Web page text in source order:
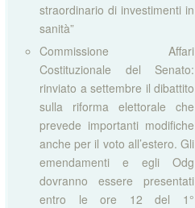
straordinario di investimenti in
sanità”
Commissione Affari
Costituzionale del Senato:
rinviato a settembre il dibattito
sulla riforma elettorale che
prevede importanti modifiche
anche per il voto all’estero. Gli
emendamenti e egli Odg
dovranno essere presentati
entro le ore 12 del 1°